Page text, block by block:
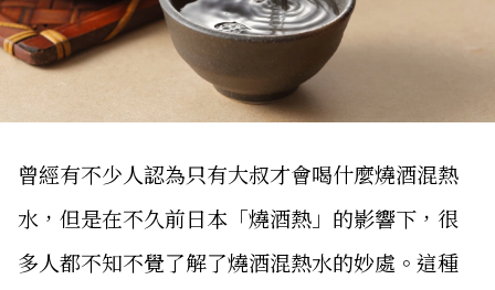
曾經有不少人認為只有大叔才會喝什麼燒酒混熱
水，但是在不久前日本「燒酒熱」的影響下，很
多人都不知不覺了解了燒酒混熱水的妙處。這種